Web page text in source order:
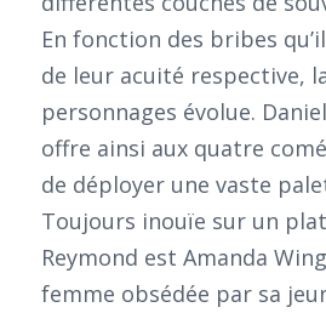
En fonction des bribes
de leur acuité respective,
personnages évolue.
offre ainsi aux quatre
de déployer une vaste
Toujours inouïe sur un
Reymond est Amanda
femme obsédée par sa